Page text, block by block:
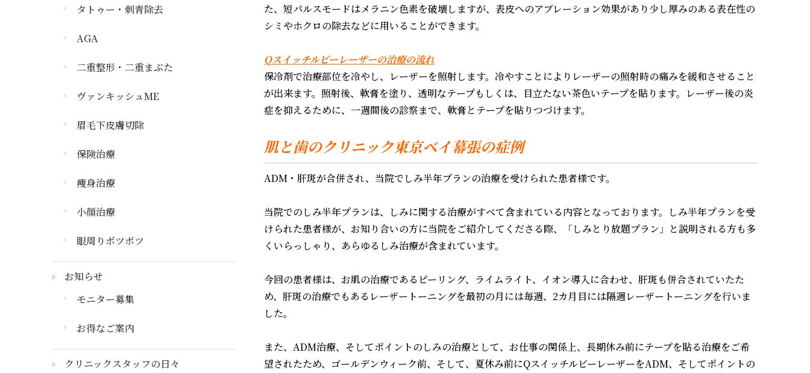
た、短パルスモードはメラニン色素を破壊しますが、表皮へのアブレーション効果があり少し厚みのある表在性の
シミやホクロの除去などに用いることができます。
Qスイッチルビーレーザーの治療の流れ
保冷剤で治療部位を冷やし、レーザーを照射します。冷やすことによりレーザーの照射時の痛みを緩和させること
が出来ます。照射後、軟膏を塗り、透明なテープもしくは、目立たない茶色いテープを貼ります。レーザー後の炎
症を抑えるために、一週間後の診察まで、軟膏とテープを貼りつづけます。
肌と歯のクリニック東京ベイ幕張の症例
ADM・肝斑が合併され、当院でしみ半年プランの治療を受けられた患者様です。
当院でのしみ半年プランは、しみに関する治療がすべて含まれている内容となっております。しみ半年プランを受
けられた患者様が、お知り合いの方に当院をご紹介してくださる際、「しみとり放題プラン」と説明される方も多
くいらっしゃり、あらゆるしみ治療が含まれています。
今回の患者様は、お肌の治療であるピーリング、ライムライト、イオン導入に合わせ、肝斑も併合されていたた
め、肝斑の治療でもあるレーザートーニングを最初の月には毎週、2カ月目には隔週レーザートーニングを行いま
した。
また、ADM治療、そしてポイントのしみの治療として、お仕事の関係上、長期休み前にテープを貼る治療をご希
望されたため、ゴールデンウィーク前、そして、夏休み前にQスイッチルビーレーザーをADM、そしてポイントの
タトゥー・刺青除去
AGA
二重整形・二重まぶた
ヴァンキッシュME
眉毛下皮膚切除
保険治療
痩身治療
小顔治療
眼周りボツボツ
お知らせ
モニター募集
お得なご案内
クリニックスタッフの日々